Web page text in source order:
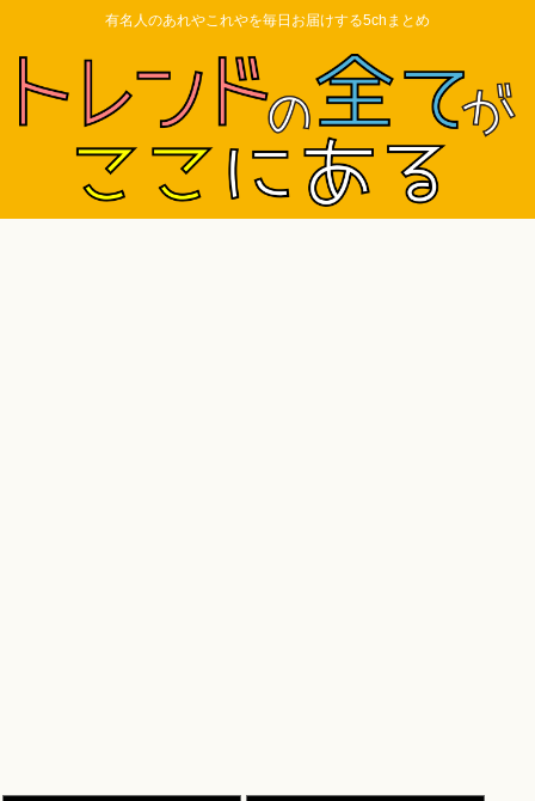
有名人のあれやこれやを毎日お届けする5chまとめ